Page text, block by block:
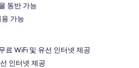
동반 가능
가능
료 WiFi 및 유선 인터넷 제공
인터넷 제공